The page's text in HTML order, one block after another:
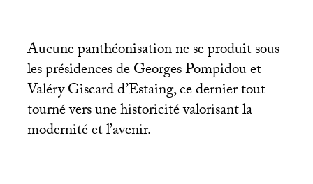
Aucune panthéonisation ne se produit sous
les présidences de Georges Pompidou et
Valéry Giscard d’Estaing, ce dernier tout
tourné vers une historicité valorisant la
modernité et l’avenir.